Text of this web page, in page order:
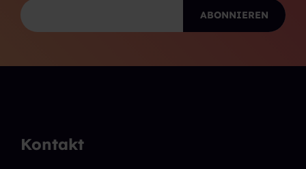
Kontakt